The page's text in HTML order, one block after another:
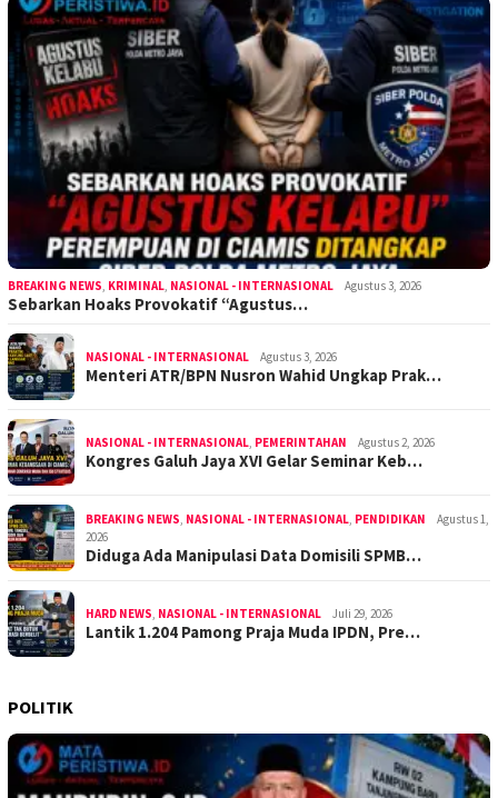
BREAKING NEWS, KRIMINAL, NASIONAL - INTERNASIONAL Agustus 3, 2026
Sebarkan Hoaks Provokatif “Agustus…
NASIONAL - INTERNASIONAL Agustus 3, 2026
Menteri ATR/BPN Nusron Wahid Ungkap Prak…
NASIONAL - INTERNASIONAL, PEMERINTAHAN Agustus 2, 2026
Kongres Galuh Jaya XVI Gelar Seminar Keb…
BREAKING NEWS, NASIONAL - INTERNASIONAL, PENDIDIKAN
Agustus 1,
2026
Diduga Ada Manipulasi Data Domisili SPMB…
HARD NEWS, NASIONAL - INTERNASIONAL Juli 29, 2026
Lantik 1.204 Pamong Praja Muda IPDN, Pre…
POLITIK